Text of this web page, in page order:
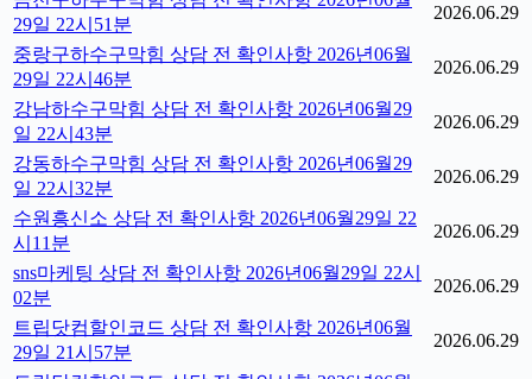
29일 22시51분
2026.06.29
중랑구하수구막힘 상담 전 확인사항 2026년06월
29일 22시46분
2026.06.29
강남하수구막힘 상담 전 확인사항 2026년06월29
일 22시43분
2026.06.29
강동하수구막힘 상담 전 확인사항 2026년06월29
일 22시32분
2026.06.29
수원흥신소 상담 전 확인사항 2026년06월29일 22
시11분
2026.06.29
sns마케팅 상담 전 확인사항 2026년06월29일 22시
02분
2026.06.29
트립닷컴할인코드 상담 전 확인사항 2026년06월
29일 21시57분
2026.06.29